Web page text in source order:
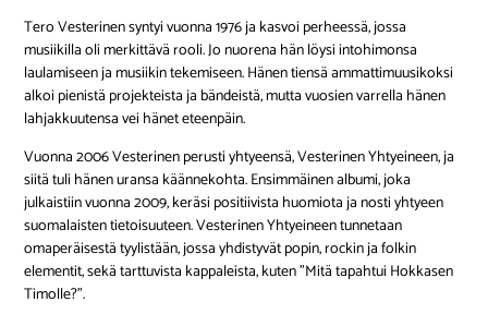
Tero Vesterinen syntyi vuonna 1976 ja kasvoi perheessä, jossa
musiikilla oli merkittävä rooli. Jo nuorena hän löysi intohimonsa
laulamiseen ja musiikin tekemiseen. Hänen tiensä ammattimuusikoksi
alkoi pienistä projekteista ja bändeistä, mutta vuosien varrella hänen
lahjakkuutensa vei hänet eteenpäin.
Vuonna 2006 Vesterinen perusti yhtyeensä, Vesterinen Yhtyeineen, ja
siitä tuli hänen uransa käännekohta. Ensimmäinen albumi, joka
julkaistiin vuonna 2009, keräsi positiivista huomiota ja nosti yhtyeen
suomalaisten tietoisuuteen. Vesterinen Yhtyeineen tunnetaan
omaperäisestä tyylistään, jossa yhdistyvät popin, rockin ja folkin
elementit, sekä tarttuvista kappaleista, kuten ”Mitä tapahtui Hokkasen
Timolle?”.